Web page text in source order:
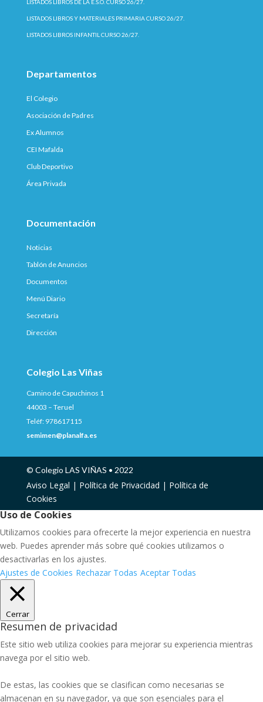
LISTADOS LIBROS DE LA E.S.O. CURSO 26/27.
LISTADOS LIBROS Y MATERIALES PRIMARIA CURSO 26/27.
LISTADOS LIBROS INFANTIL CURSO 26/27.
Departamentos
El Colegio
Asociación de Padres
Ex Alumnos
CEI Mafalda
Club Deportivo
Área Privada
Documentación
Noticias
Tablón de Anuncios
Documentos
Menú Diario
Secretaría
Dirección
Colegio Las Viñas
Camino de Capuchinos 1
44003 – Teruel
Teléf: 978617115
semimen@planalfa.es
© Colegio LAS VIÑAS • 2022
Aviso Legal | Política de Privacidad | Política de
Cookies
Uso de Cookies
Utilizamos cookies para ofrecerte la mejor experiencia en nuestra
web. Puedes aprender más sobre qué cookies utilizamos o
desactivarlas en los ajustes.
Ajustes de Cookies Rechazar Todas Aceptar Todas
Cerrar
Resumen de privacidad
Este sitio web utiliza cookies para mejorar su experiencia mientras
navega por el sitio web.
De estas, las cookies que se clasifican como necesarias se
almacenan en su navegador, ya que son esenciales para el